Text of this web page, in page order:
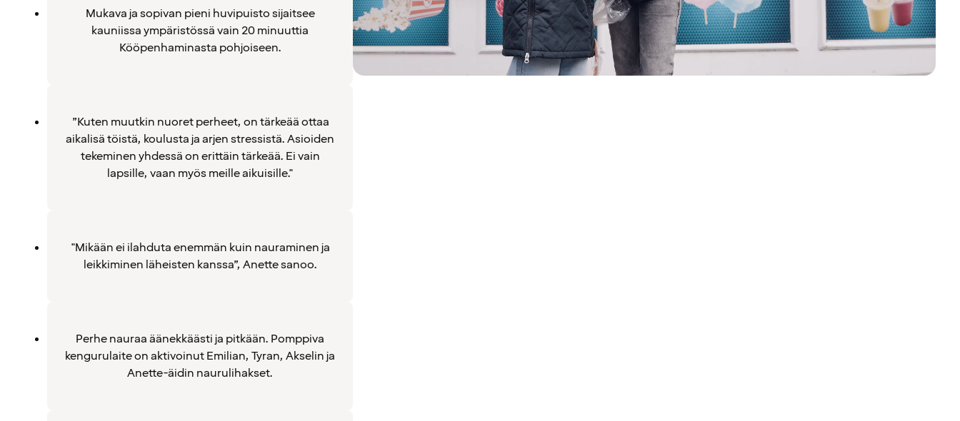
Mukava ja sopivan pieni huvipuisto sijaitsee
kauniissa ympäristössä vain 20 minuuttia
Kööpenhaminasta pohjoiseen.
”Kuten muutkin nuoret perheet, on tärkeää ottaa
aikalisä töistä, koulusta ja arjen stressistä. Asioiden
tekeminen yhdessä on erittäin tärkeää. Ei vain
lapsille, vaan myös meille aikuisille."
"Mikään ei ilahduta enemmän kuin nauraminen ja
leikkiminen läheisten kanssa”, Anette sanoo.
Perhe nauraa äänekkäästi ja pitkään. Pomppiva
kengurulaite on aktivoinut Emilian, Tyran, Akselin ja
Anette-äidin naurulihakset.